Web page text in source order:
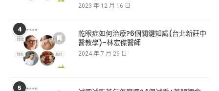
2023 年 12 月 16 日
4
乾眼症如何治療?6個關鍵知識(台北新莊中
醫教學)–林宏傑醫師
2024 年 7 月 26 日
5